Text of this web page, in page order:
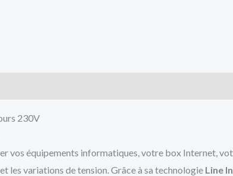
230V
vos équipements informatiques, votre box Internet,
les variations de tension. Grâce à sa technologie Line